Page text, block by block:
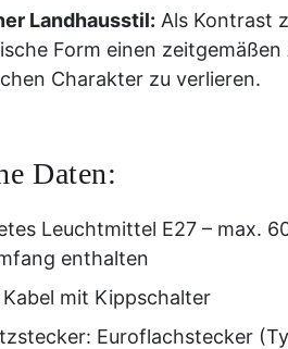
Landhausstil: Als Kontrast
Form einen
Charakter zu verlieren.
Daten:
Leuchtmittel E27 – max.
enthalten
Kabel mit Kippschalter
Euroflachstecker